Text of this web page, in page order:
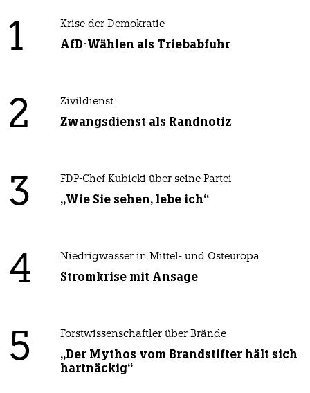
1 Krise der Demokratie
AfD-Wählen als Triebabfuhr
2 Zivildienst
Zwangsdienst als Randnotiz
3 FDP-Chef Kubicki über seine Partei
„Wie Sie sehen, lebe ich“
4 Niedrigwasser in Mittel- und Osteuropa
Stromkrise mit Ansage
5 Forstwissenschaftler über Brände
„Der Mythos vom Brandstifter hält sich
hartnäckig“